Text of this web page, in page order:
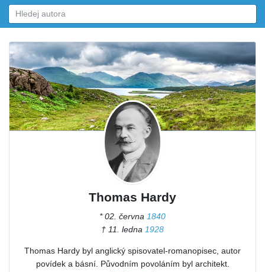
Thomas Hardy
* 02. června 1840
† 11. ledna 1928
Thomas Hardy byl anglický spisovatel-romanopisec, autor
povídek a básní. Původním povoláním byl architekt.